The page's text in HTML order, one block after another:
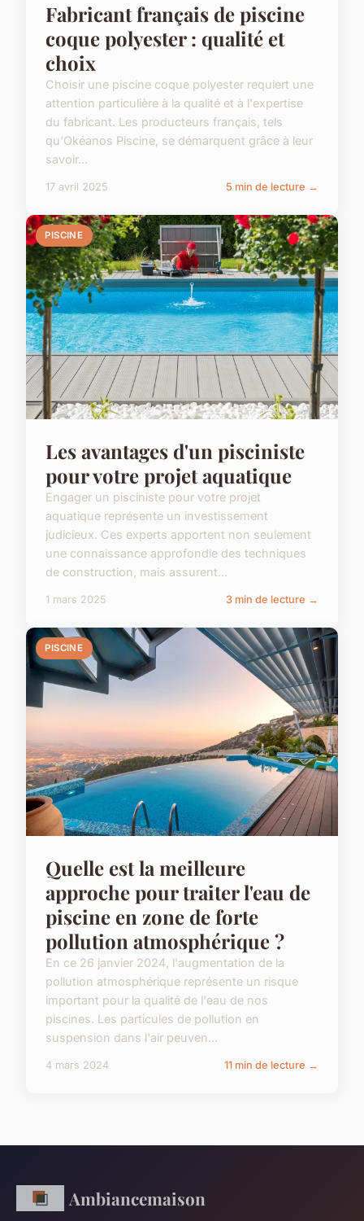
Fabricant français de piscine
coque polyester : qualité et
choix
Choisir une piscine coque polyester requiert une
attention particulière à la qualité et à l'expertise
du fabricant. Les producteurs français, tels
qu'Okéanos Piscine, se démarquent grâce à leur
savoir...
17 avril 2025 5 min de lecture →
PISCINE
Les avantages d'un pisciniste
pour votre projet aquatique
Engager un pisciniste pour votre projet
aquatique représente un investissement
judicieux. Ces experts apportent non seulement
une connaissance approfondie des techniques
de construction, mais assurent...
1 mars 2025 3 min de lecture →
PISCINE
Quelle est la meilleure
approche pour traiter l'eau de
piscine en zone de forte
pollution atmosphérique ?
En ce 26 janvier 2024, l'augmentation de la
pollution atmosphérique représente un risque
important pour la qualité de l'eau de nos
piscines. Les particules de pollution en
suspension dans l'air peuven...
4 mars 2024 11 min de lecture →
Ambiancemaison